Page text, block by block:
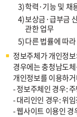
3)학력·기능 및 채
4)보상금·급부금
관한 업무
5)다른 법률에 따
정보주체가 개인정
경우에는 충청남도
개인정보를 이용하
- 정보주체인 경우:
- 대리인인 경우: 위
- 웹사이트 이용인 경